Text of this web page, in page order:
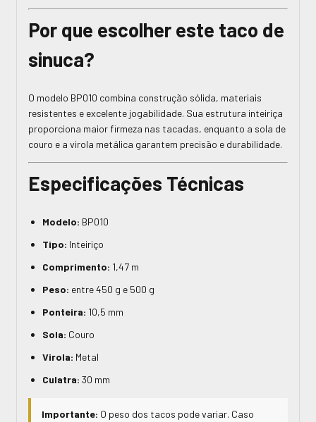
Por que escolher este taco de
sinuca?
O modelo BP010 combina construção sólida, materiais
resistentes e excelente jogabilidade. Sua estrutura inteiriça
proporciona maior firmeza nas tacadas, enquanto a sola de
couro e a virola metálica garantem precisão e durabilidade.
Especificações Técnicas
Modelo: BP010
Tipo: Inteiriço
Comprimento: 1,47 m
Peso: entre 450 g e 500 g
Ponteira: 10,5 mm
Sola: Couro
Virola: Metal
Culatra: 30 mm
Importante: O peso dos tacos pode variar. Caso